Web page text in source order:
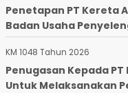
Penetapan PT Kereta
Badan Usaha
KM 1048 Tahun 2026
Penugasan Kepada
Untuk Melaksanakan